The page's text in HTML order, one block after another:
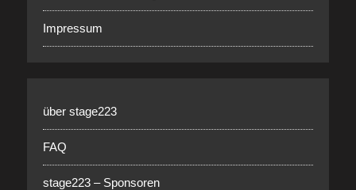
Impressum
über stage223
FAQ
stage223 – Sponsoren